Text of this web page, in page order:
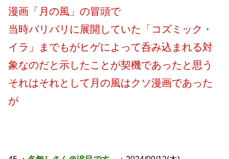
漫画「月の風」の冒頭で
当時バリバリに展開していた「コズミック・
イラ」までもがヒゲによって呑み込まれる対
象なのだと示したことが契機であったと思う
それはそれとして月の風はクソ漫画であった
が